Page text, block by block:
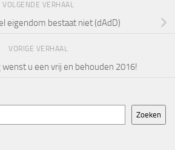
VOLGENDE VERHAAL
eigendom bestaat niet (dAdD)
VORIGE VERHAAL
u een vrij en behouden 2016!
Zoeken